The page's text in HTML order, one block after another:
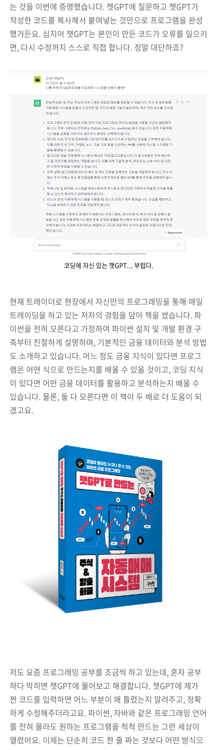
는 것을 이번에 증명했습니다. 챗GPT에 질문하고 챗GPT가
작성한 코드를 복사해서 붙여넣는 것만으로 프로그램을 완성
했거든요. 심지어 챗GPT는 본인이 만든 코드가 오류를 일으키
면, 다시 수정까지 스스로 직접 합니다. 정말 대단하죠?
코딩에 자신 있는 챗GPT... 부럽다.
현재 트레이더로 현장에서 자신만의 프로그래밍을 통해 매일
트레이딩을 하고 있는 저자의 경험을 담아 책을 썼습니다. 파
이썬을 전혀 모른다고 가정하여 파이썬 설치 및 개발 환경 구
축부터 친절하게 설명하며, 기본적인 금융 데이터와 분석 방법
도 소개하고 있습니다. 어느 정도 금융 지식이 있다면 프로그
램은 어떤 식으로 만드는지를 배울 수 있을 것이고, 코딩 지식
이 있다면 어떤 금융 데이터를 활용하고 분석하는지 배울 수
있습니다. 물론, 둘 다 모른다면 이 책이 두 배로 더 도움이 되
겠고요.
저도 요즘 프로그래밍 공부를 조금씩 하고 있는데, 혼자 공부
하다 막히면 챗GPT에 물어보고 해결합니다. 챗GPT에 제가
짠 코드를 입력하면 어느 부분이 왜 틀렸는지 알려주고, 정확
하게 수정해주더라고요. 파이썬, 자바와 같은 프로그래밍 언어
를 전혀 몰라도 원하는 프로그램을 척척 만드는 그런 세상이
열렸어요. 이제는 단순히 코드 한 줄 짜는 것보다 어떤 방식으